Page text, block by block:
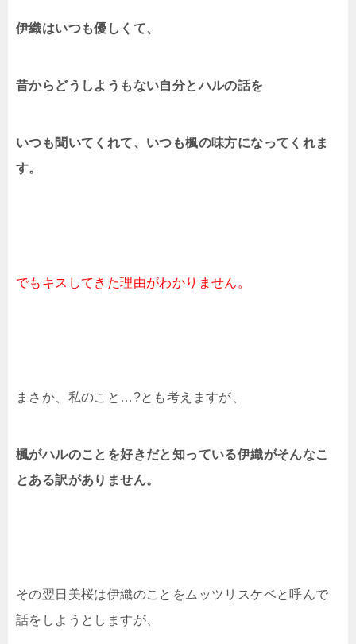
伊織はいつも優しくて、
昔からどうしようもない自分とハルの話を
いつも聞いてくれて、いつも楓の味方になってくれま
す。
でもキスしてきた理由がわかりません。
まさか、私のこと…?とも考えますが、
楓がハルのことを好きだと知っている伊織がそんなこ
とある訳がありません。
その翌日美桜は伊織のことをムッツリスケベと呼んで
話をしようとしますが、